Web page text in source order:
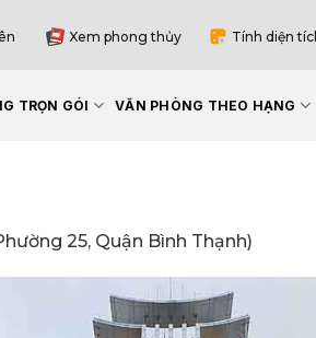
Xem phong thủy Tính diện
TRỌN GÓI VĂN PHÒNG THEO HẠNG
25, Quận Bình Thạnh)